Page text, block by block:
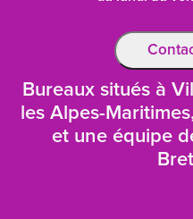
Bureaux situés à
les Alpes-
et une équipe